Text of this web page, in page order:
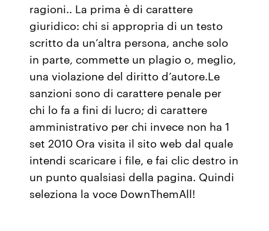
ragioni.. La prima è di carattere
giuridico: chi si appropria di un testo
scritto da un’altra persona, anche solo
in parte, commette un plagio o, meglio,
una violazione del diritto d’autore.Le
sanzioni sono di carattere penale per
chi lo fa a fini di lucro; di carattere
amministrativo per chi invece non ha 1
set 2010 Ora visita il sito web dal quale
intendi scaricare i file, e fai clic destro in
un punto qualsiasi della pagina. Quindi
seleziona la voce DownThemAll!